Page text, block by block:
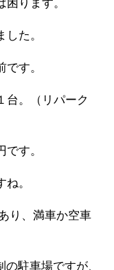
ります。
た。
す。
台。（リパーク
す。
。
り、満車か空車
駐車場ですが、